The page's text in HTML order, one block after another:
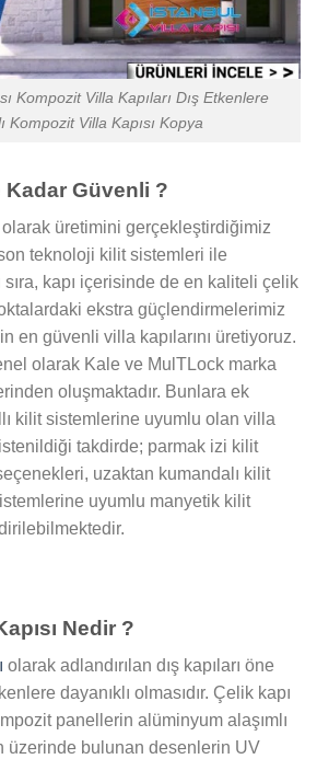
Kompozit Villa Kapıları Dış Etkenlere
Kompozit Villa Kapısı Kopya
Kadar Güvenli ?
olarak üretimini gerçekleştirdiğimiz
teknoloji kilit sistemleri ile
kapı içerisinde de en kaliteli çelik
ekstra güçlendirmelerimiz
en güvenli villa kapılarını üretiyoruz.
olarak Kale ve MulTLock marka
oluşmaktadır. Bunlara ek
kilit sistemlerine uyumlu olan villa
takdirde; parmak izi kilit
uzaktan kumandalı kilit
uyumlu manyetik kilit
Nedir ?
olarak adlandırılan dış kapıları öne
dayanıklı olmasıdır. Çelik kapı
panellerin alüminyum alaşımlı
üzerinde bulunan desenlerin UV